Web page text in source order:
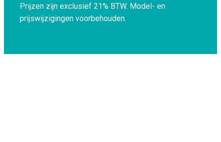
Prijzen zijn exclusief 21% BTW. Model- en
prijswijzigingen voorbehouden.